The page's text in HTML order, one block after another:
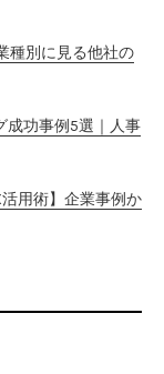
種別に見る他社の
成功事例5選｜人事
用術】企業事例か